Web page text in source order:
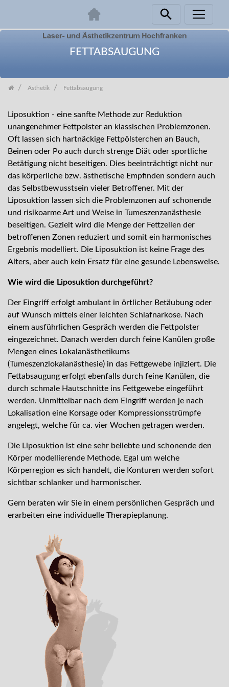
FETTABSAUGUNG
Ästhetik Fettabsaugung
Liposuktion - eine sanfte Methode zur Reduktion
unangenehmer Fettpolster an klassischen Problemzonen.
Oft lassen sich hartnäckige Fettpölsterchen an Bauch,
Beinen oder Po auch durch strenge Diät oder sportliche
Betätigung nicht beseitigen. Dies beeinträchtigt nicht nur
das körperliche bzw. ästhetische Empfinden sondern auch
das Selbstbewusstsein vieler Betroffener. Mit der
Liposuktion lassen sich die Problemzonen auf schonende
und risikoarme Art und Weise in Tumeszenzanästhesie
beseitigen. Gezielt wird die Menge der Fettzellen der
betroffenen Zonen reduziert und somit ein harmonisches
Ergebnis modelliert. Die Liposuktion ist keine Frage des
Alters, aber auch kein Ersatz für eine gesunde Lebensweise.
Wie wird die Liposuktion durchgeführt?
Der Eingriff erfolgt ambulant in örtlicher Betäubung oder
auf Wunsch mittels einer leichten Schlafnarkose. Nach
einem ausführlichen Gespräch werden die Fettpolster
eingezeichnet. Danach werden durch feine Kanülen große
Mengen eines Lokalanästhetikums
(Tumeszenzlokalanästhesie) in das Fettgewebe injiziert. Die
Fettabsaugung erfolgt ebenfalls durch feine Kanülen, die
durch schmale Hautschnitte ins Fettgewebe eingeführt
werden. Unmittelbar nach dem Eingriff werden je nach
Lokalisation eine Korsage oder Kompressionsstrümpfe
angelegt, welche für ca. vier Wochen getragen werden.
Die Liposuktion ist eine sehr beliebte und schonende den
Körper modellierende Methode. Egal um welche
Körperregion es sich handelt, die Konturen werden sofort
sichtbar schlanker und harmonischer.
Gern beraten wir Sie in einem persönlichen Gespräch und
erarbeiten eine individuelle Therapieplanung.